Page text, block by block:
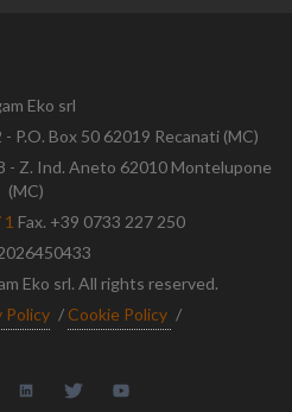
Eko srl
P.O. Box 50 62019 Recanati (MC)
- Z. Ind. Aneto 62010 Montelupone
(MC)
Fax. +39 0733 227 250
Eko srl. All rights reserved.
Policy / Cookie Policy /